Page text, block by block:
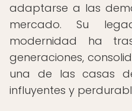
adaptarse a las
mercado. Su
modernidad ha
generaciones,
una de las casas
influyentes y